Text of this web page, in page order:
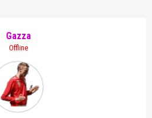
Gazza
Offline